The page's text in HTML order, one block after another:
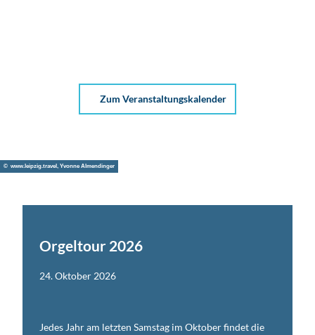
Zum Veranstaltungskalender
© www.leipzig.travel, Yvonne Almendinger
Orgeltour 2026
24. Oktober 2026
Jedes Jahr am letzten Samstag im Oktober findet die